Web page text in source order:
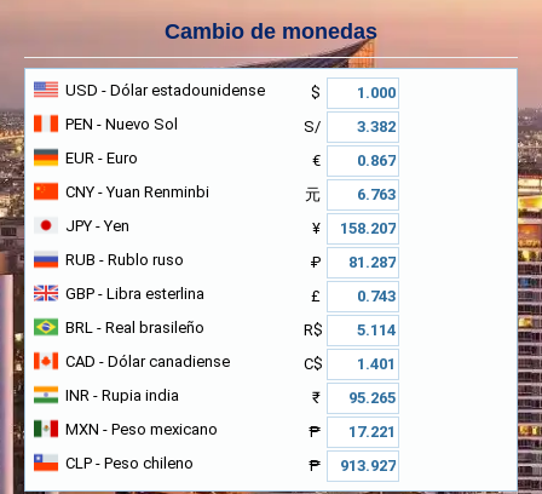
Cambio de monedas
USD - Dólar estadounidense
$
PEN - Nuevo Sol
S/
EUR - Euro
€
CNY - Yuan Renminbi
元
JPY - Yen
¥
RUB - Rublo ruso
₽
GBP - Libra esterlina
£
BRL - Real brasileño
R$
CAD - Dólar canadiense
C$
INR - Rupia india
₹
MXN - Peso mexicano
₱
CLP - Peso chileno ₱